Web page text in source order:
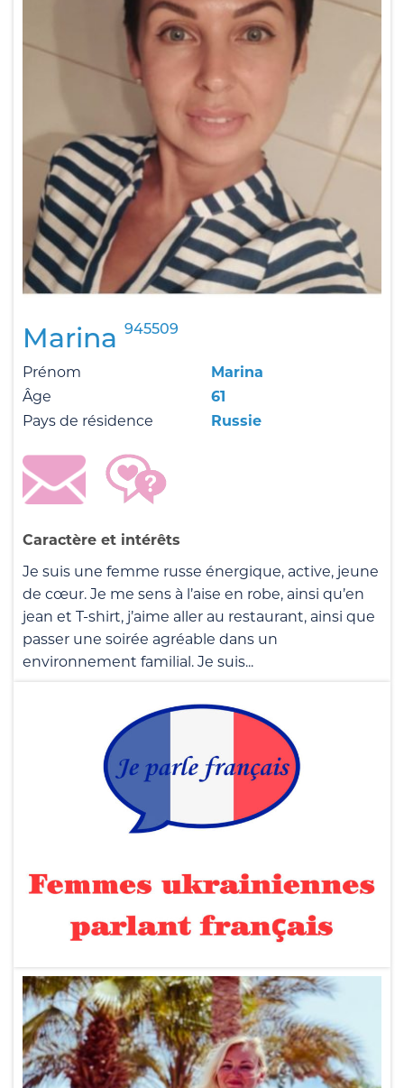
Marina 945509
Prénom
Marina
Âge
61
Pays de résidence
Russie
Caractère et intérêts
Je suis une femme russe énergique, active, jeune
de cœur. Je me sens à l’aise en robe, ainsi qu’en
jean et T-shirt, j’aime aller au restaurant, ainsi que
passer une soirée agréable dans un
environnement familial. Je suis...